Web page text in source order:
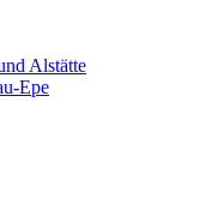
Alstätte
Epe